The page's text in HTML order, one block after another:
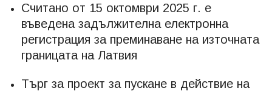
Считано от 15 октомври 2025 г. е
въведена задължителна електронна
регистрация за преминаване на източната
границата на Латвия
Търг за проект за пускане в действие на